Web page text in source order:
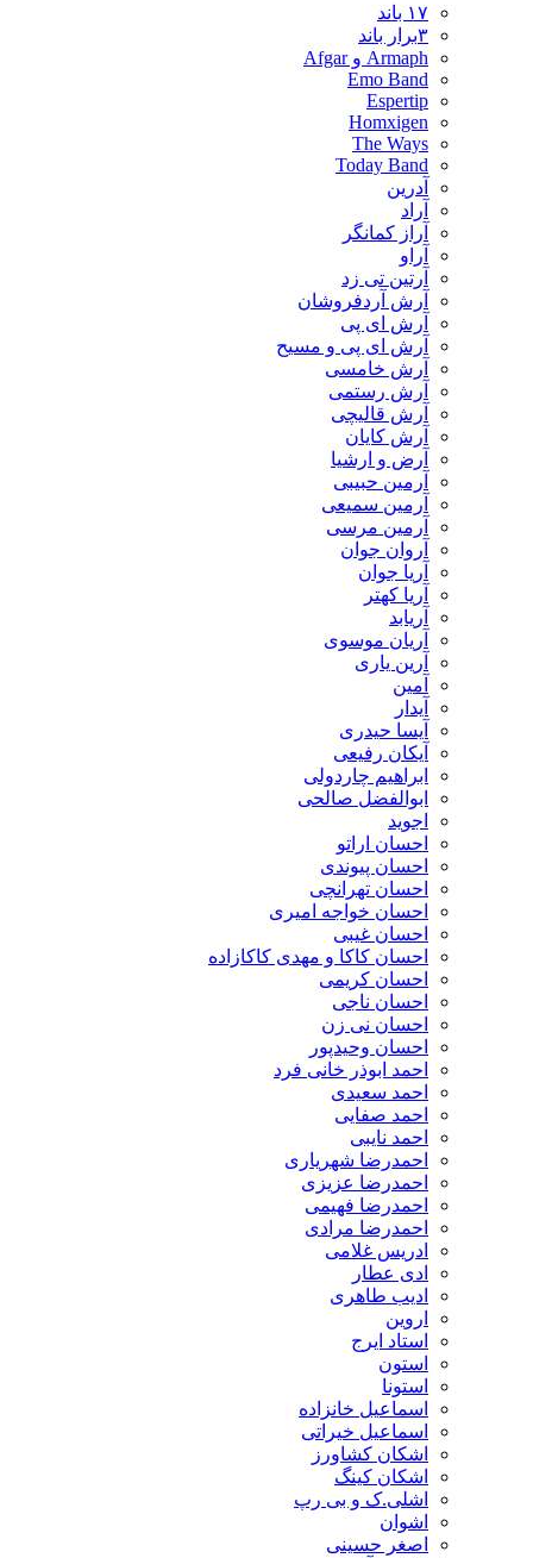
۱۷ باند
۳برار باند
Armaph و Afgar
Emo Band
Espertip
Homxigen
The Ways
Today Band
آدرین
آراد
آراز کمانگر
آراو
آرتین تی زد
آرش آردفروشان
آرش ای پی
آرش ای پی و مسیح
آرش خامسی
آرش رستمی
آرش قالیچی
آرش کایان
​آرض و ارشیا
آرمین حبیبی
آرمین سمیعی
آرمین مرسی
آروان جوان
آریا جوان
آریا کهتر
آریابد
آریان موسوی
آرین یاری
آمین
آیدار
آیسا حیدری
آیکان رفیعی
ابراهیم چاردولی
ابوالفضل صالحی
اجوید
احسان اراتو
احسان پیوندی
احسان تهرانچی
احسان خواجه امیری
احسان غیبی
احسان کاکا و مهدی کاکازاده
احسان کریمی
احسان ناجی
احسان نی زن
احسان وحیدپور
احمد ابوذر خانی فرد
احمد سعیدی
احمد صفایی
احمد نایبی
احمدرضا شهریاری
احمدرضا عزیزی
احمدرضا فهیمی
احمدرضا مرادی
ادریس غلامی
ادی عطار
ادیب طاهری
اروین
استاد ایرج
استون
استونا
اسماعیل خانزاده
اسماعیل خیراتی
اشکان کشاورز
اشکان کینگ
اشلی.ک و بی رپ
اشوان
اصغر حسینی